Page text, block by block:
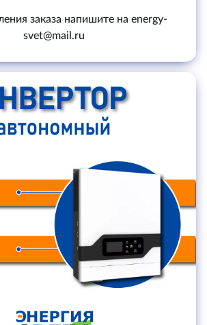
заказа напишите на energy-
svet@mail.ru